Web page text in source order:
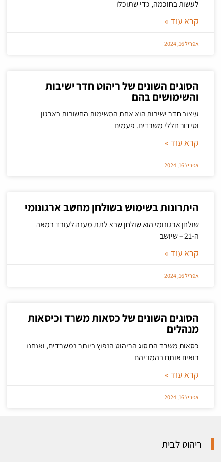
לעשות בחוכמה, כדי שתוכלו
קרא עוד »
אפריל 16, 2024
הסוגים השונים של ריהוט חדר ישיבות
והשימושים בהם
עיצוב חדר ישיבות הוא אחת המשימות החשובות בארגון
וסידור חללי משרדים. פעמים
קרא עוד »
אפריל 16, 2024
היתרונות בשימוש בשולחן מחשב ארגונומי
שולחן ארגונומי הוא שולחן שבא לתת מענה לעובד במאה
ה-21 – שיושב
קרא עוד »
אפריל 16, 2024
הסוגים השונים של כסאות משרד וכיסאות
מנהלים
כסאות משרד הם סוג הריהוט הנפוץ ביותר במשרדים, ואנחנו
רואים אותם בהמוניהם
קרא עוד »
אפריל 16, 2024
ריהוט לבית